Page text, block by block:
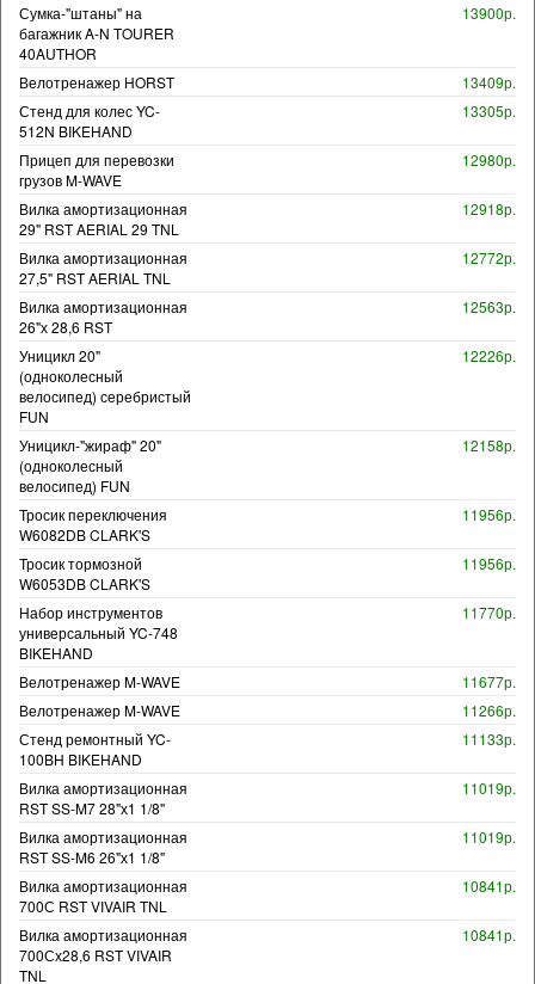
Сумка-"штаны" на
багажник A-N TOURER
40AUTHOR
13900р.
Велотренажер HORST
13409р.
Стенд для колес YC-
512N BIKEHAND
13305р.
Прицеп для перевозки
грузов M-WAVE
12980р.
Вилка амортизационная
29" RST AERIAL 29 TNL
12918р.
Вилка амортизационная
27,5" RST AERIAL TNL
12772р.
Вилка амортизационная
26"х 28,6 RST
12563р.
Уницикл 20"
(одноколесный
велосипед) серебристый
FUN
12226р.
Уницикл-"жираф" 20"
(одноколесный
велосипед) FUN
12158р.
Тросик переключения
W6082DB CLARK'S
11956р.
Тросик тормозной
W6053DB CLARK'S
11956р.
Набор инструментов
универсальный YC-748
BIKEHAND
11770р.
Велотренажер M-WAVE
11677р.
Велотренажер M-WAVE
11266р.
Стенд ремонтный YC-
100BH BIKEHAND
11133р.
Вилка амортизационная
RST SS-M7 28"х1 1/8"
11019р.
Вилка амортизационная
RST SS-M6 26"х1 1/8"
11019р.
Вилка амортизационная
700С RST VIVAIR TNL
10841р.
Вилка амортизационная
700Сх28,6 RST VIVAIR
TNL
10841р.